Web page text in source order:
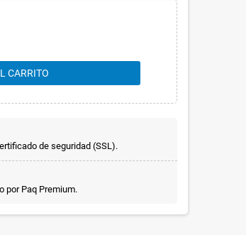
CARRITO
de seguridad (SSL).
por Paq Premium.